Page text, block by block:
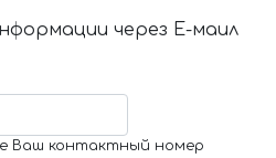
через Е-маил
Ваш контактный номер